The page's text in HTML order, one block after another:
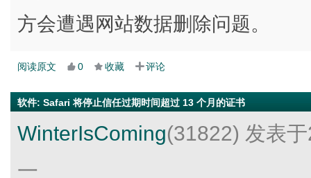
方会遭遇网站数据删除问题。
阅读原文 0 收藏 评论
软件: Safari 将停止信任过期时间超过 13 个月的证书
WinterIsComing(31822) 发表
一